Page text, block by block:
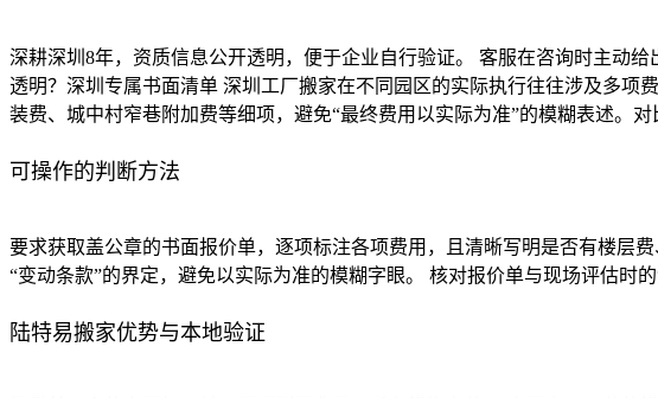
深耕深圳8年，资质信息公开透明，便于企业自行验证。 客服在咨询时主动
透明？深圳专属书面清单 深圳工厂搬家在不同园区的实际执行往往涉及多
装费、城中村窄巷附加费等细项，避免“最终费用以实际为准”的模糊表述。
可操作的判断方法
要求获取盖公章的书面报价单，逐项标注各项费用，且清晰写明是否有楼层
“变动条款”的界定，避免以实际为准的模糊字眼。 核对报价单与现场评估时
陆特易搬家优势与本地验证